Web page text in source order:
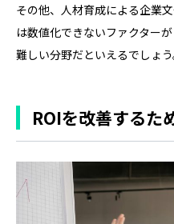
その他、人材育成による企業
は数値化できないファクター
難しい分野だといえるでしょう
ROIを改善するた